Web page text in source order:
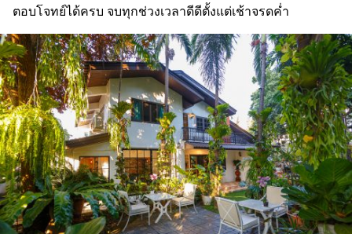
ตอบโจทย์ได้ครบ จบทุกช่วงเวลาดีดีตั้งแต่เช้าจรดค่ำ